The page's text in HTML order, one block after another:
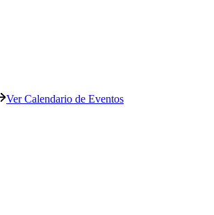
Ver Calendario de Eventos